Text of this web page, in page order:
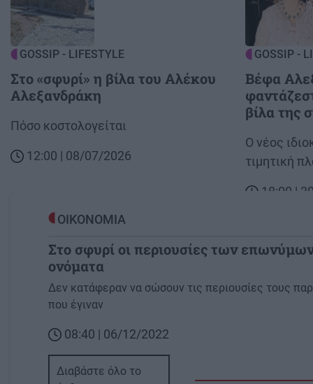
GOSSIP - LIFESTYLE
Στο «σφυρί» η βίλα του Αλέκου
Αλεξανδράκη
Body
Πόσο κοστολογείται
12:00 | 08/07/2026
GOSSIP -
Βέφα
βίλα της
Body
Ο νέος
τιμητική
18:00 |
ΟΙΚΟΝΟΜΙΑ
Στο σφυρί οι περιουσίες των
ονόματα
Δεν κατάφεραν να σώσουν τις περιουσίες τους
που έγιναν
08:40 | 06/12/2022
Διαβάστε όλο το